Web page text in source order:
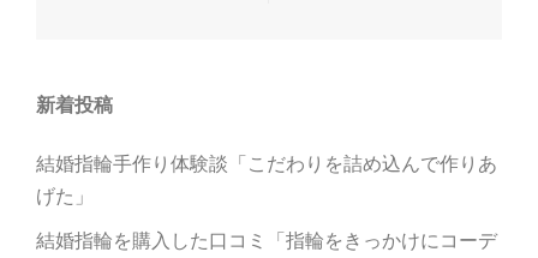
シ
ョ
ン
新着投稿
結婚指輪手作り体験談「こだわりを詰め込んで作りあ
げた」
結婚指輪を購入した口コミ「指輪をきっかけにコーデ